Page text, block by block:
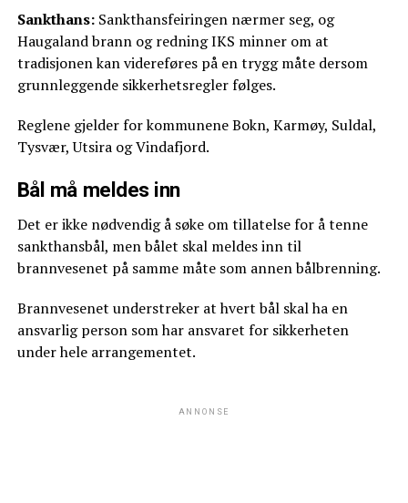
Sankthans:Sankthansfeiringen nærmer seg, og
Haugaland brann og redning IKS minner om at
tradisjonen kan videreføres på en trygg måte dersom
grunnleggende sikkerhetsregler følges.
Reglene gjelder for kommunene Bokn, Karmøy, Suldal,
Tysvær, Utsira og Vindafjord.
Bål må meldes inn
Det er ikke nødvendig å søke om tillatelse for å tenne
sankthansbål, men bålet skal meldes inn til
brannvesenet på samme måte som annen bålbrenning.
Brannvesenet understreker at hvert bål skal ha en
ansvarlig person som har ansvaret for sikkerheten
under hele arrangementet.
ANNONSE